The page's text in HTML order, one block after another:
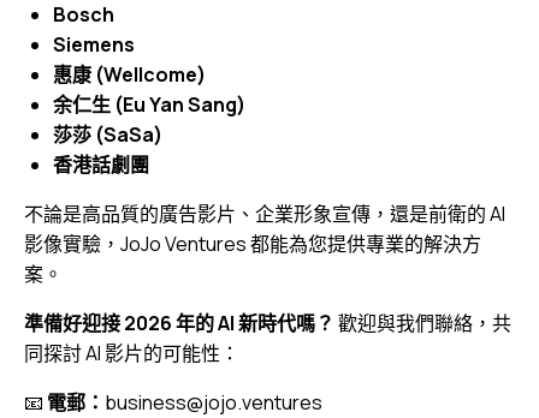
Bosch
Siemens
惠康 (Wellcome)
余仁生 (Eu Yan Sang)
莎莎 (SaSa)
香港話劇團
不論是高品質的廣告影片、企業形象宣傳，還是前衛的 AI
影像實驗，JoJo Ventures 都能為您提供專業的解決方
案。
準備好迎接 2026 年的 AI 新時代嗎？ 歡迎與我們聯絡，共
同探討 AI 影片的可能性：
📧 電郵： business@jojo.ventures